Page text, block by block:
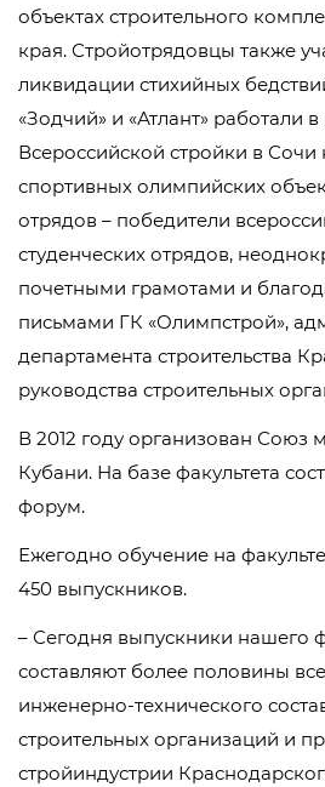
объектах строительного
края. Стройотрядовцы также
ликвидации стихийных
«Зодчий» и «Атлант» работали
Всероссийской стройки в Сочи
спортивных олимпийских
отрядов – победители
студенческих отрядов,
почетными грамотами и
письмами ГК «Олимпстрой»,
департамента строительства
руководства строительных
В 2012 году организован Союз
Кубани. На базе факультета
форум.
Ежегодно обучение на
450 выпускников.
– Сегодня выпускники нашего
составляют более половины
инженерно-технического
строительных организаций и
стройиндустрии